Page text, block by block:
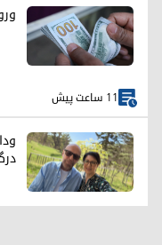
ورود
11 ساعت پیش